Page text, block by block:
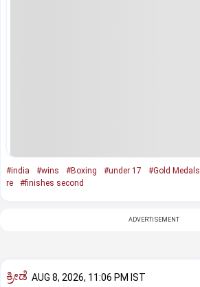
#india #wins #Boxing #under 17 #Gold Medals
re
#finishes second
ADVERTISEMENT
ಕ್ರೀಡೆ AUG 8, 2026, 11:06 PM IST